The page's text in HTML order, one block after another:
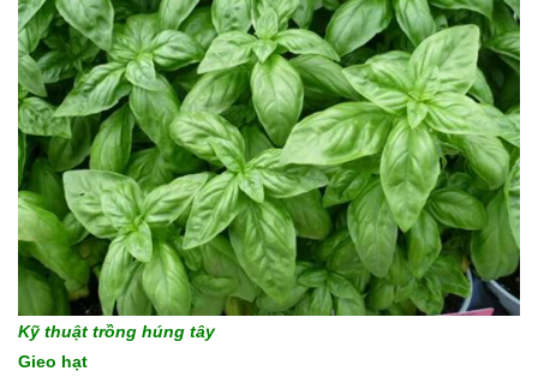
Kỹ thuật trồng húng tây
Gieo hạt